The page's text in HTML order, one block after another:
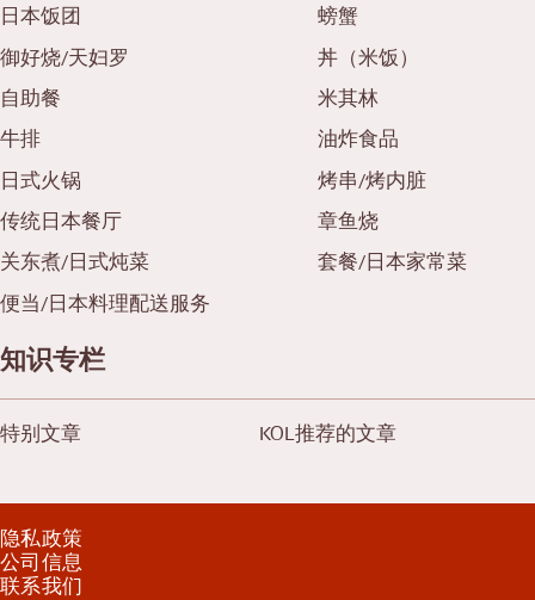
日本饭团
螃蟹
御好烧/天妇罗
丼（米饭）
自助餐
米其林
牛排
油炸食品
日式火锅
烤串/烤内脏
传统日本餐厅
章鱼烧
关东煮/日式炖菜
套餐/日本家常菜
便当/日本料理配送服务
知识专栏
特别文章 KOL推荐的文章
隐私政策
公司信息
联系我们